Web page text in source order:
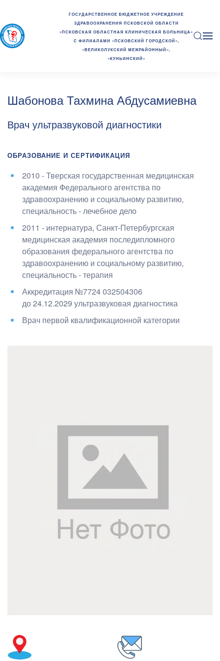
ГОСУДАРСТВЕННОЕ БЮДЖЕТНОЕ УЧРЕЖДЕНИЕ
ЗДРАВООХРАНЕНИЯ ПСКОВСКОЙ ОБЛАСТИ
«ПСКОВСКАЯ ОБЛАСТНАЯ КЛИНИЧЕСКАЯ БОЛЬНИЦА»
С ФИЛИАЛАМИ «ПСКОВСКИЙ ГОРОДСКОЙ»,
«ВЕЛИКОЛУКСКИЙ МЕЖРАЙОННЫЙ»,
«КУНЬИНСКИЙ»
Шабонова Тахмина Абдусамиевна
Врач ультразвуковой диагностики
ОБРАЗОВАНИЕ И СЕРТИФИКАЦИЯ
2010 - Тверская государственная медицинская
академия Федерального агентства по
здравоохранению и социальному развитию,
специальность - лечебное дело
2011 - интернатура, Санкт-Петербургская
медицинская академия последипломного
образования федерального агентства по
здравоохранению и социальному развитию,
специальность - терапия
Аккредитация №7724 032504306
до24.12.2029 ультразвуковая диагностика
Врач первой квалификационной категории